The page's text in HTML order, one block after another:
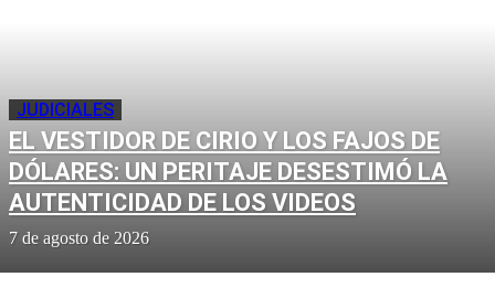
JUDICIALES
EL VESTIDOR DE CIRIO Y LOS FAJOS DE
DÓLARES: UN PERITAJE DESESTIMÓ LA
AUTENTICIDAD DE LOS VIDEOS
7 de agosto de 2026